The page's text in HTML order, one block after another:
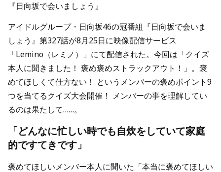
『日向坂で会いましょう』
アイドルグループ・日向坂46の冠番組『日向坂で会いま
しょう』第327話が8月25日に映像配信サービス
「Lemino（レミノ）」にて配信された。今回は「クイズ
本人に聞きました！ 褒め褒めストラックアウト！」。褒
めてほしくて仕方ない！ というメンバーの褒めポイント9
つを当てるクイズ大会開催！ メンバーの事を理解してい
るのは果たして……。
「どんなに忙しい時でも自炊をしていて家庭
的ですてきです」
褒めてほしいメンバー本人に聞いた「本当に褒めてほしい